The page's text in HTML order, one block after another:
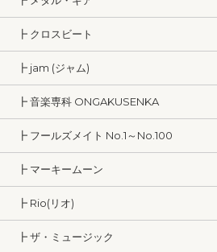
┣ クロスビート
┣ jam (ジャム)
┣ 音楽専科 ONGAKUSENKA
┣ フールズメイト No.1～No.100
┣ マーキームーン
┣ Rio(リオ)
┣ ザ・ミュージック